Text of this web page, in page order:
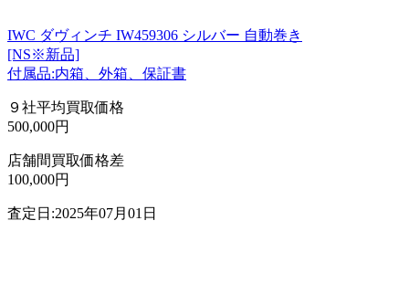
IWC ダヴィンチ IW459306 シルバー 自動巻き
[NS※新品]
付属品:内箱、外箱、保証書
９社平均買取価格
500,000円
店舗間買取価格差
100,000円
査定日:2025年07月01日